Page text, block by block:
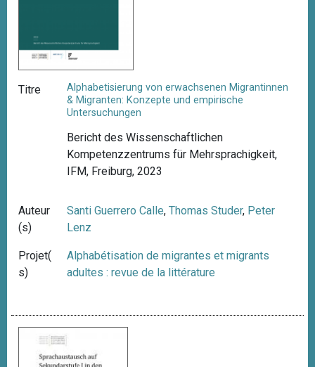
Titre
Alphabetisierung von erwachsenen Migrantinnen
& Migranten: Konzepte und empirische
Untersuchungen
Bericht des Wissenschaftlichen
Kompetenzzentrums für Mehrsprachigkeit,
IFM, Freiburg, 2023
Auteur
(s)
Santi Guerrero Calle,Thomas Studer, Peter
Lenz
Projet(
s)
Alphabétisation de migrantes et migrants
adultes : revue de la littérature